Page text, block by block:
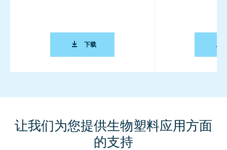
下载生物塑料加工手册
让我们为您提供生物塑料应用方面
的支持